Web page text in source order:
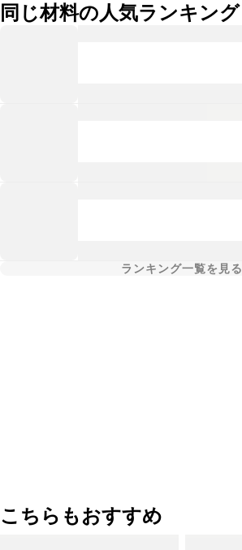
同じ材料の人気ランキング
ランキング一覧を見る
こちらもおすすめ